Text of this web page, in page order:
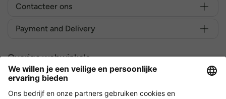
Contacteer ons
Payment and Delivery
Overige webwinkels
België